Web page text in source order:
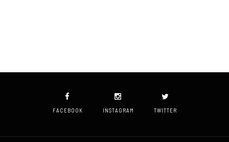
FACEBOOK INSTAGRAM TWITTER